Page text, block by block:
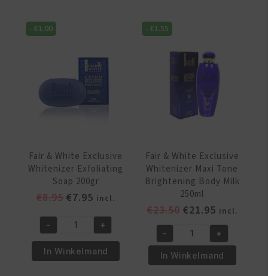
Body
Whitenizer
Clarifiance
Fade
aantal
-€1.00
Fair & White Exclusive
Whitenizer Exfoliating
Soap 200gr
€8.95 Oorspronkelijke
was:
€8.95.
€7.95 Huidige
is:
€7.95.
incl.
Fair
&
White
- +
In Winkelmand
-€1.55
Fair & White Exclusive
Whitenizer Maxi Tone
Brightening Body Milk
250ml
€23.50 Oorspronkelijke
was:
€23.50.
€21.95Huidige
prijs
is:
€21.95.
incl.
Fair
&
White
- +
In Winkelmand